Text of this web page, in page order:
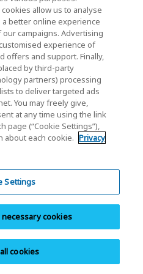
nem garantálja
ez sok termék átlagos
érték, amely nem
tényleges működést. A
eltérhet az MTTF-től.
üzenetek) NEM
gazdagéptől, az olvasási és
függően változhat.
értesítés nélkül
jeleníthetnek meg. A
érdekében időközönként
allow us to analyse
better online experience
campaigns. Advertising
experience of
offers and support. Finally,
by third-party
partners) processing
to deliver targeted ads
You may freely give,
at any time using the link
page (“Cookie Settings”),
each cookie. Privacy
Settings
cookies
cookies